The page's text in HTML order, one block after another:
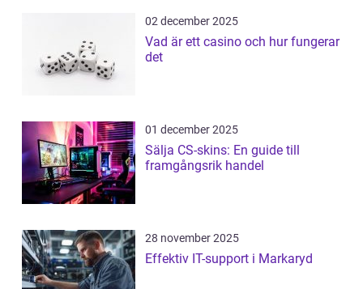
02 december 2025
Vad är ett casino och hur fungerar
det
01 december 2025
Sälja CS-skins: En guide till
framgångsrik handel
28 november 2025
Effektiv IT-support i Markaryd